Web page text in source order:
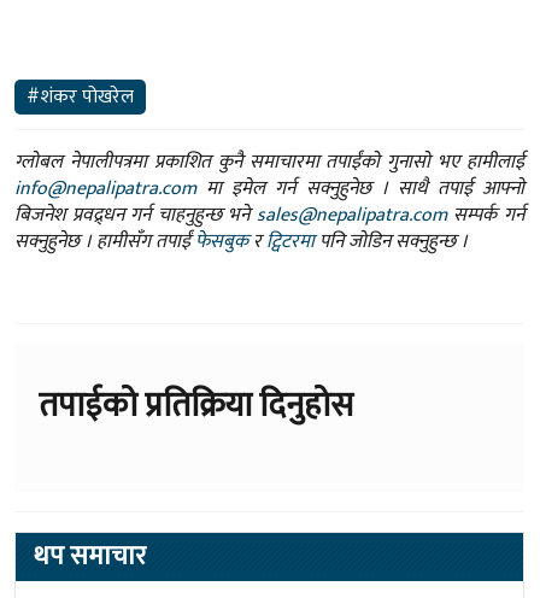
#शंकर पोखरेल
ग्लोबल नेपालीपत्रमा प्रकाशित कुनै समाचारमा तपाईंको गुनासो भए हामीलाई
info@nepalipatra.comमा इमेल गर्न सक्नुहुनेछ । साथै तपाई आफ्नो
बिजनेश प्रवद्र्धन गर्न चाहनुहुन्छ भनेsales@nepalipatra.comसम्पर्क गर्न
सक्नुहुनेछ । हामीसँग तपाईंफेसबुकरट्विटरमापनि जोडिन सक्नुहुन्छ ।
तपाईको प्रतिक्रिया दिनुहोस
थप समाचार